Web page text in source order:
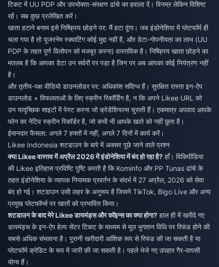
टिकट में UU PDP और उपभोक्ता-संरक्षण ढांचे का हवाला दें। विनम्र लेकिन विशिष्ट
रहें। सब कुछ प्रलेखित करें।
खाता हटाने बनाम इसे निष्क्रिय छोड़ने पर: मैं हटा दूंगा। जब इंडोनेशिया में प्लेटफॉर्म ही
चला गया है तो यूजरनेम स्क्वाटिंग कोई मुद्दा नहीं है, और डेटा-गोपनीयता का लाभ (UU
PDP के तहत पूर्ण विलोपन को मजबूर करना) वास्तविक है। निष्क्रिय खाता छोड़ने का
मतलब है कि आपका डेटा उन सर्वरों पर पड़ा है जिन पर अब आपका कोई नियंत्रण नहीं
है।
और तृतीय-पक्ष वीडियो डाउनलोडर पर: अधिकांश संदिग्ध हैं। सुरक्षित रास्ता इन-ऐप
डाउनलोड + विफलताओं के लिए स्क्रीन रिकॉर्डिंग है, न कि अपने Likee URL को
उन यादृच्छिक साइटों में पेस्ट करना जो क्रेडेंशियल्स चुराती हैं। एकमात्र अपवाद आपके
फोन का नेटिव स्क्रीन रिकॉर्डर है, जो कभी भी आपके खाते को नहीं छूता है।
ईमानदार फैसला: अगले 7 हफ्तों में नहीं, अगले 7 दिनों में कार्य करें।
Likee Indonesia शटडाउन के बारे में अक्सर पूछे जाने वाले प्रश्न
क्या Likee वास्तव में अप्रैल 2026 में इंडोनेशिया में बंद हो रहा है? हाँ। विकिपीडिया
की Likee इतिहास प्रविष्टि पुष्टि करती है कि Kominfo और PP Tunas ढांचे के
तहत इंडोनेशिया के व्यापक नियामक प्रवर्तन के संदर्भ में 27 अप्रैल, 2026 को सेवा
बंद हो गई। शटडाउन उसी लहर के अनुरूप है जिसने TikTok, Bigo Live और अन्य
प्रमुख प्लेटफॉर्म्स पर खातों को प्रभावित किया।
शटडाउन के बाद मेरे Likee डायमंड्स और कॉइन्स का क्या होगा? हाल ही में खरीदे गए
डायमंड्स के इन-ऐप हेल्प सेंटर टिकट के माध्यम से मूल भुगतान विधि पर रिफंड होने की
सबसे अधिक संभावना है। पुरानी खरीदारी आंशिक रूप से रिफंड की जा सकती है या
प्लेटफॉर्म क्रेडिट के रूप में जारी की जा सकती है। पहले भेजे गए उपहार गैर-वापसी
योग्य हैं।